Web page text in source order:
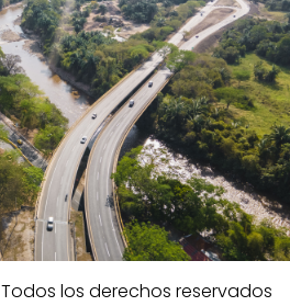
Todos los derechos reservados